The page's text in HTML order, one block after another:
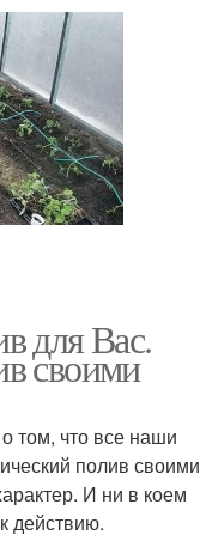
для Вас.
своими
том, что все наши
полив своими
И ни в коем
действию.